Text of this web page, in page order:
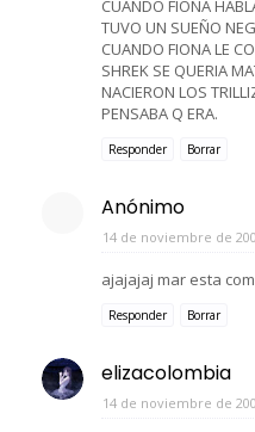
CUANDO FIONA
TUVO UN SUEÑO
CUANDO FIONA LE
SHREK SE QUERIA
NACIERON LOS
PENSABA Q ERA.
Responder Borrar
Anónimo
14 de noviembre de
ajajajaj mar esta
Responder Borrar
elizacolombia
14 de noviembre de